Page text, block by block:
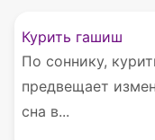
Курить гашиш
По соннику,
предвещает
сна в...